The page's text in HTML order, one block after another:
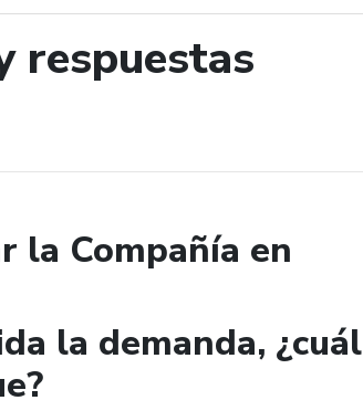
respuestas
la Compañía en
la demanda, ¿cuál